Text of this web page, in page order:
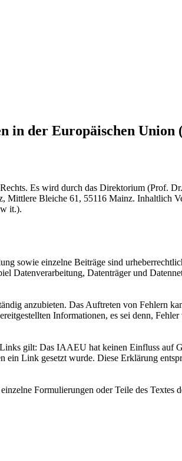
in der Europäischen Union
Es wird durch das Direktorium (Prof.
Mittlere Bleiche 61, 55116 Mainz. Inhaltlich
it.).
sowie einzelne Beiträge sind
Datenverarbeitung, Datenträger und
anzubieten. Das Auftreten von Fehlern
Informationen, es sei denn,
gilt: Das IAAEU hat keinen Einfluss auf
Link gesetzt wurde. Diese Erklärung
Formulierungen oder Teile des